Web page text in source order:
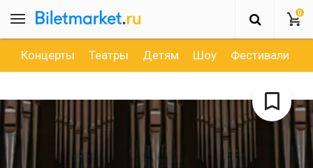
0
Концерты Театры Детям Шоу Фестивали